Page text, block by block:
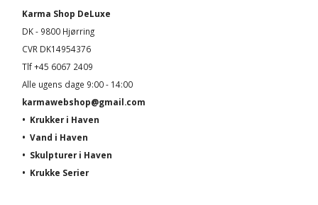
Karma Shop DeLuxe
DK - 9800 Hjørring
CVR DK14954376
Tlf +45 6067 2409
Alle ugens dage 9:00 - 14:00
karmawebshop@gmail.com
• Krukker i Haven
• Vand i Haven
• Skulpturer i Haven
• Krukke Serier